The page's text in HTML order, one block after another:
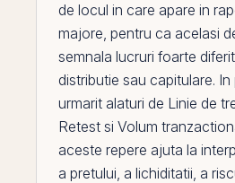
de locul in care apare in
majore, pentru ca acelasi
semnala lucruri foarte
distributie sau capitulare.
urmarit alaturi de Linie de
Retest si Volum
aceste repere ajuta la
a pretului, a lichiditatii, a